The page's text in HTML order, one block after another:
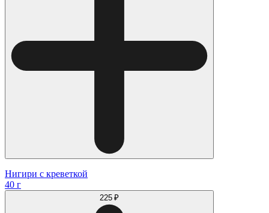
Нигири с креветкой
40 г
225 ₽